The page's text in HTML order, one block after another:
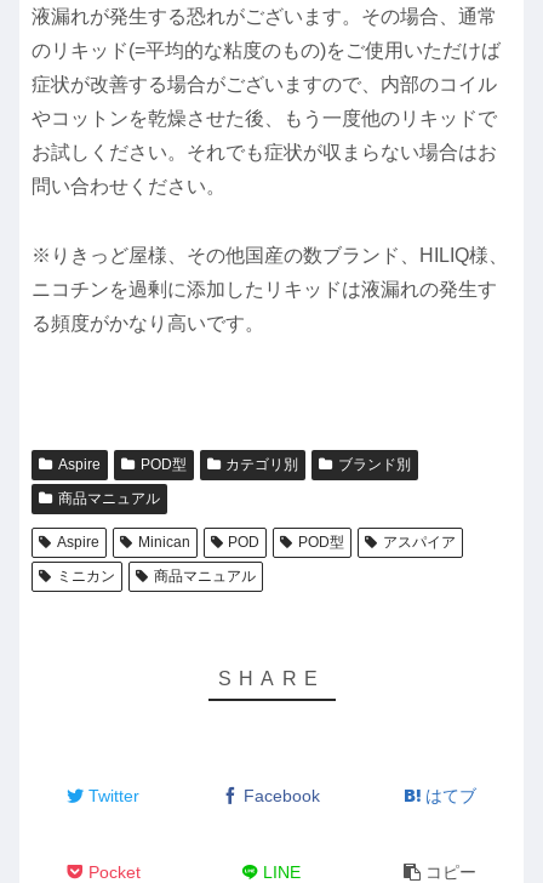
液漏れが発生する恐れがございます。その場合、通常
のリキッド(=平均的な粘度のもの)をご使用いただけば
症状が改善する場合がございますので、内部のコイル
やコットンを乾燥させた後、もう一度他のリキッドで
お試しください。それでも症状が収まらない場合はお
問い合わせください。
※りきっど屋様、その他国産の数ブランド、HILIQ様、
ニコチンを過剰に添加したリキッドは液漏れの発生す
る頻度がかなり高いです。
Aspire POD型 カテゴリ別
ブランド別
商品マニュアル
Aspire Minican POD POD型
アスパイア
ミニカン
商品マニュアル
Twitter Facebook はてブ
Pocket LINE コピー